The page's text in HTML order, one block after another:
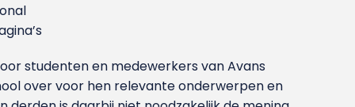
studenten en medewerkers van Avans
over voor hen relevante onderwerpen en